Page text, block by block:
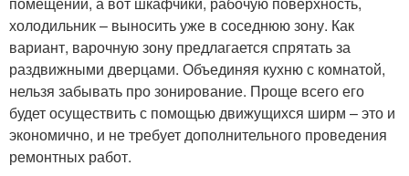
холодильник – выносить уже в соседнюю зону. Как
вариант, варочную зону предлагается спрятать за
раздвижными дверцами. Объединяя кухню с комнатой,
нельзя забывать про зонирование. Проще всего его
будет осуществить с помощью движущихся ширм – это и
экономично, и не требует дополнительного проведения
ремонтных работ.